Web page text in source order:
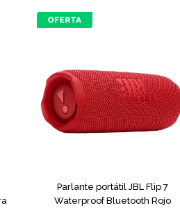
Parlante portátil JBL Flip 7
Waterproof Bluetooth Rojo